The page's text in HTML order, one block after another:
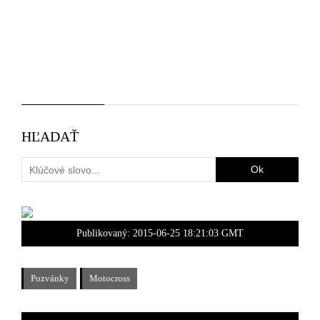
HĽADAŤ
Publikovaný: 2015-06-25 18:21:03 GMT
Pozvánky Motocross